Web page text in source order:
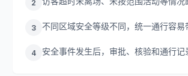
2
3 不同区域安全等级不同，统一通行容易
4 安全事件发生后，审批、核验和通行记